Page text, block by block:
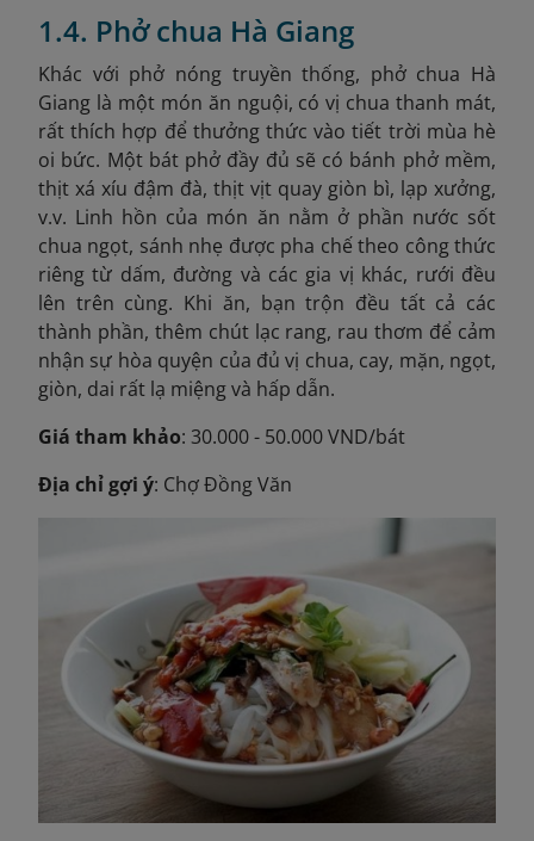
1.4. Phở chua Hà Giang
Khác với phở nóng truyền thống, phở chua Hà
Giang là một món ăn nguội, có vị chua thanh mát,
rất thích hợp để thưởng thức vào tiết trời mùa hè
oi bức. Một bát phở đầy đủ sẽ có bánh phở mềm,
thịt xá xíu đậm đà, thịt vịt quay giòn bì, lạp xưởng,
v.v. Linh hồn của món ăn nằm ở phần nước sốt
chua ngọt, sánh nhẹ được pha chế theo công thức
riêng từ dấm, đường và các gia vị khác, rưới đều
lên trên cùng. Khi ăn, bạn trộn đều tất cả các
thành phần, thêm chút lạc rang, rau thơm để cảm
nhận sự hòa quyện của đủ vị chua, cay, mặn, ngọt,
giòn, dai rất lạ miệng và hấp dẫn.
Giá tham khảo: 30.000 - 50.000 VND/bát
Địa chỉ gợi ý: Chợ Đồng Văn